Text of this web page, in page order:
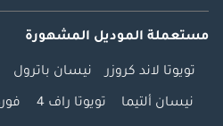
مستعملة الموديل المشهورة
تويوتا لاند كروزر نيسان باترول
نيسان ألتيما تويوتا راف 4